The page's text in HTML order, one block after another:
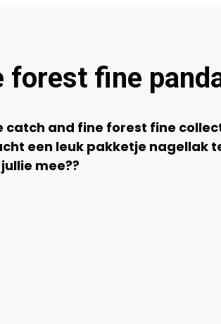
forest fine
catch and fine forest fine
een leuk pakketje nagellak
mee??